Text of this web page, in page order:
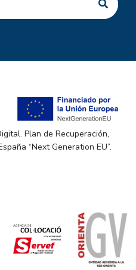
Plan de Recuperación,
“Next Generation EU”.